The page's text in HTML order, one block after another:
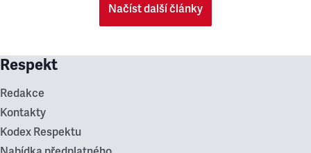
Načíst další články
Respekt
Redakce
Kontakty
Kodex Respektu